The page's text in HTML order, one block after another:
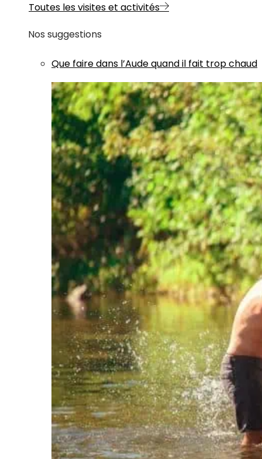
Toutes les visites et activités
Nos suggestions
Que faire dans l’Aude quand il fait trop chaud